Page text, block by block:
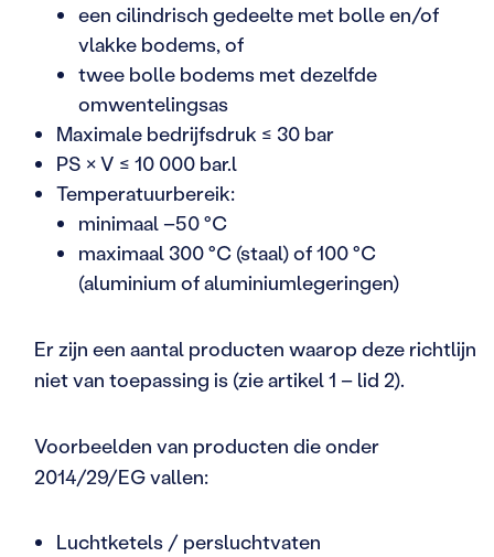
een cilindrisch gedeelte met bolle en/of
vlakke bodems, of
twee bolle bodems met dezelfde
omwentelingsas
Maximale bedrijfsdruk ≤ 30 bar
PS × V ≤ 10 000 bar.l
Temperatuurbereik:
minimaal –50 °C
maximaal 300 °C (staal) of 100 °C
(aluminium of aluminiumlegeringen)
Er zijn een aantal producten waarop deze richtlijn
niet van toepassing is (zie artikel 1 – lid 2).
Voorbeelden van producten die onder
2014/29/EG vallen:
Luchtketels / persluchtvaten